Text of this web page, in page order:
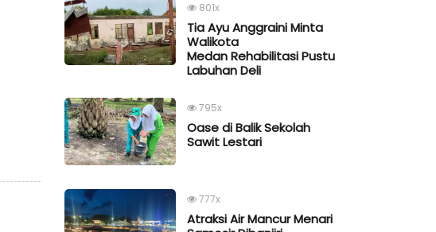
801x
Tia Ayu Anggraini Minta
Walikota
Medan Rehabilitasi Pustu
Labuhan Deli
795x
Oase di Balik Sekolah
Sawit Lestari
777x
Atraksi Air Mancur Menari